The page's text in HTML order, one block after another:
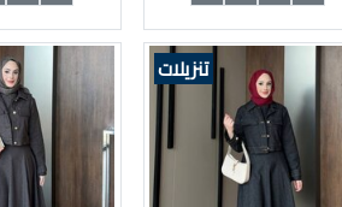
تنزيلات